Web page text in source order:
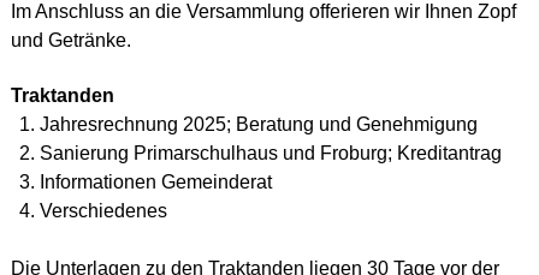
Im Anschluss an die Versammlung offerieren wir Ihnen Zopf
und Getränke.
Traktanden
Jahresrechnung 2025; Beratung und Genehmigung
Sanierung Primarschulhaus und Froburg; Kreditantrag
Informationen Gemeinderat
Verschiedenes
Die Unterlagen zu den Traktanden liegen 30 Tage vor der